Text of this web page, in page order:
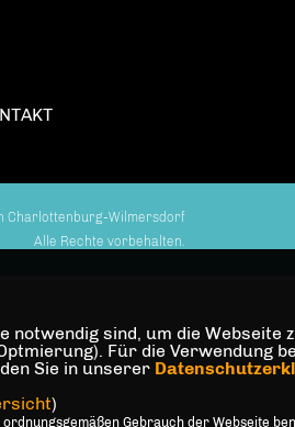
Charlottenburg-Wilmersdorf
Alle Rechte vorbehalten.
notwendig sind, um die
Für die Verwendung
Sie in unserer
)
Gebrauch der Webseite